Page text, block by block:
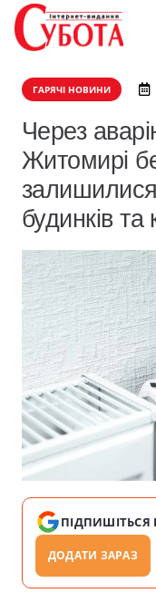
ГАРЯЧІ НОВИНИ
Через
Житомирі
будинків
ПІДПИШІТЬСЯ
ДОДАТИ ЗАРАЗ